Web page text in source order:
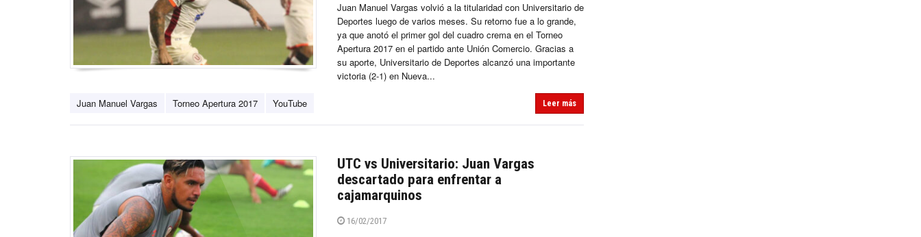
Juan Manuel Vargas volvió a la titularidad con Universitario de
Deportes luego de varios meses. Su retorno fue a lo grande,
ya que anotó el primer gol del cuadro crema en el Torneo
Apertura 2017 en el partido ante Unión Comercio. Gracias a
su aporte, Universitario de Deportes alcanzó una importante
victoria (2-1) en Nueva...
Juan Manuel Vargas Torneo Apertura 2017 YouTube Leer más
UTC vs Universitario: Juan Vargas
descartado para enfrentar a
cajamarquinos
16/02/2017